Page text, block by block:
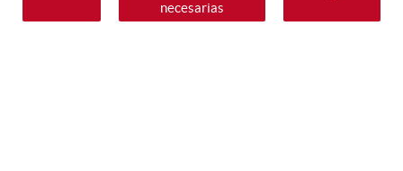
necesarias